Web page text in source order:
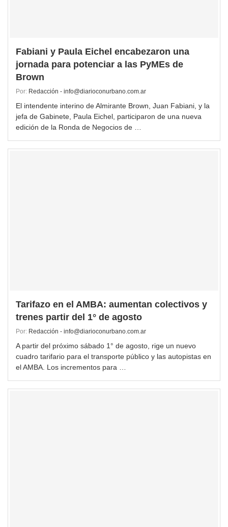
Fabiani y Paula Eichel encabezaron una
jornada para potenciar a las PyMEs de
Brown
Por: Redacción - info@diarioconurbano.com.ar
El intendente interino de Almirante Brown, Juan Fabiani, y la
jefa de Gabinete, Paula Eichel, participaron de una nueva
edición de la Ronda de Negocios de …
Tarifazo en el AMBA: aumentan colectivos y
trenes partir del 1° de agosto
Por: Redacción - info@diarioconurbano.com.ar
A partir del próximo sábado 1° de agosto, rige un nuevo
cuadro tarifario para el transporte público y las autopistas en
el AMBA. Los incrementos para …